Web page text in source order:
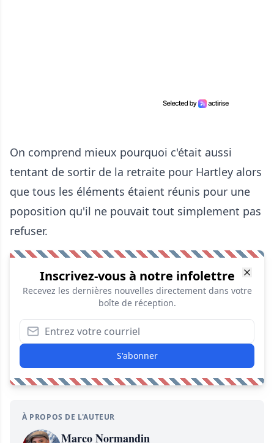
On comprend mieux pourquoi c'était aussi
tentant de sortir de la retraite pour Hartley alors
que tous les éléments étaient réunis pour une
poposition qu'il ne pouvait tout simplement pas
refuser.
Inscrivez-vous à notre infolettre
Recevez les dernières nouvelles directement dans votre
boîte de réception.
S'abonner
À PROPOS DE L'AUTEUR
Marco Normandin